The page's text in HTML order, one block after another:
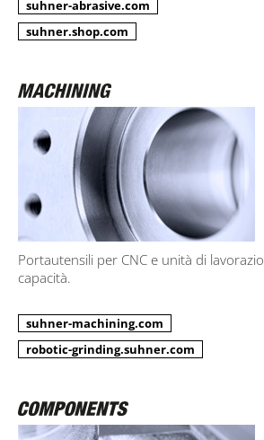
suhner-abrasive.com
suhner.shop.com
Portautensili per CNC e unità di
capacità.
suhner-machining.com
robotic-grinding.suhner.com